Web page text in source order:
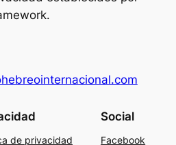
de privacidad
Social
Facebook